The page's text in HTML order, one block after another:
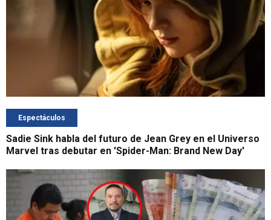
Espectáculos
Sadie Sink habla del futuro de Jean Grey en el Universo
Marvel tras debutar en 'Spider-Man: Brand New Day'